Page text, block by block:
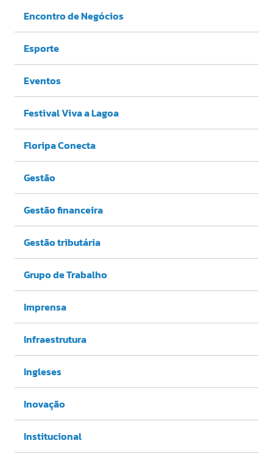
Encontro de Negócios
Esporte
Eventos
Festival Viva a Lagoa
Floripa Conecta
Gestão
Gestão financeira
Gestão tributária
Grupo de Trabalho
Imprensa
Infraestrutura
Ingleses
Inovação
Institucional